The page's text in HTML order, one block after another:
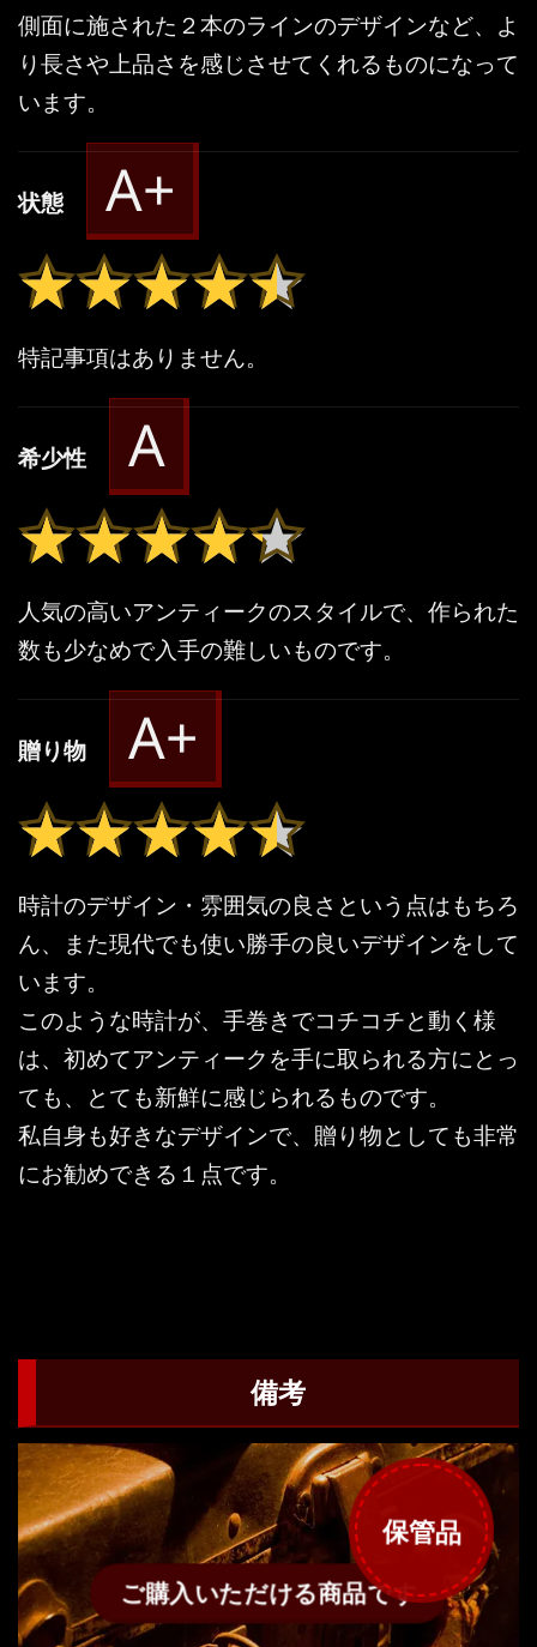
側面に施された２本のラインのデザインなど、よ
り長さや上品さを感じさせてくれるものになって
います。
状態 A+
★★★★★
★★★★★
特記事項はありません。
希少性 A
★★★★★
★★★★★
人気の高いアンティークのスタイルで、作られた
数も少なめで入手の難しいものです。
贈り物 A+
★★★★★
★★★★★
時計のデザイン・雰囲気の良さという点はもちろ
ん、また現代でも使い勝手の良いデザインをして
います。
このような時計が、手巻きでコチコチと動く様
は、初めてアンティークを手に取られる方にとっ
ても、とても新鮮に感じられるものです。
私自身も好きなデザインで、贈り物としても非常
にお勧めできる１点です。
備考
保管品
ご購入いただける商品です